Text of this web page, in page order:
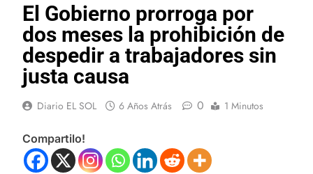
El Gobierno prorroga por
dos meses la prohibición de
despedir a trabajadores sin
justa causa
Diario EL SOL 6 Años Atrás 0 1 Minutos
Compartilo!